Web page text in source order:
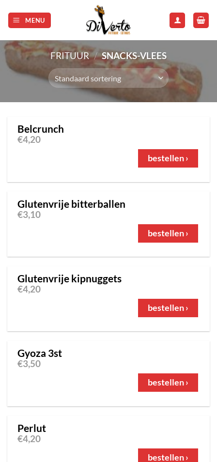
content
MENU
FRITUUR / SNACKS-VLEES
Belcrunch
€4,20
bestellen ›
Glutenvrije bitterballen
€3,10
bestellen ›
Glutenvrije kipnuggets
€4,20
bestellen ›
Gyoza 3st
€3,50
bestellen ›
Perlut
€4,20
bestellen ›